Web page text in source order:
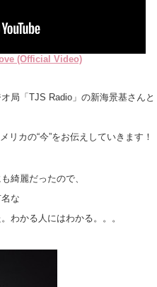
(Official Video)
局「TJS Radio」の新海景基さんと
カの“今”をお伝えしていきます！
綺麗だったので、
な
わかる人にはわかる。。。